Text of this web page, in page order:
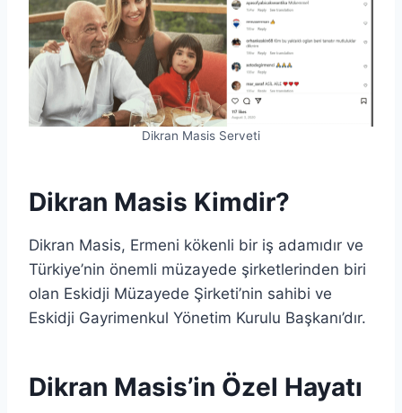
Dikran Masis Serveti
Dikran Masis Kimdir?
Dikran Masis, Ermeni kökenli bir iş adamıdır ve
Türkiye’nin önemli müzayede şirketlerinden biri
olan Eskidji Müzayede Şirketi’nin sahibi ve
Eskidji Gayrimenkul Yönetim Kurulu Başkanı’dır.
Dikran Masis’in Özel Hayatı